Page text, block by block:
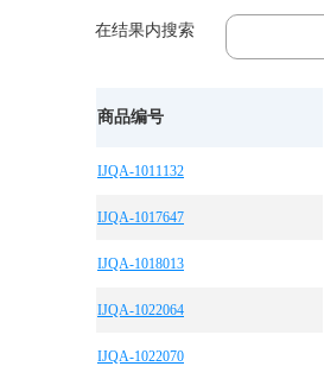
在结果内搜索
商品编号
IJQA-1011132
IJQA-1017647
IJQA-1018013
IJQA-1022064
IJQA-1022070